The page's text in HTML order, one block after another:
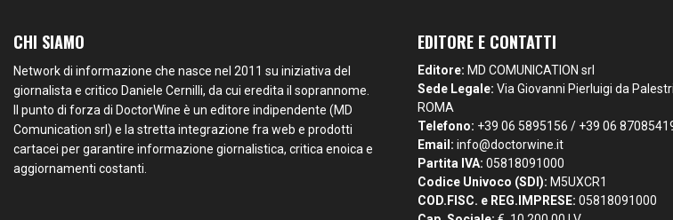
CHI SIAMO
Network di informazione che nasce nel 2011 su iniziativa del
giornalista e critico Daniele Cernilli, da cui eredita il soprannome.
Il punto di forza di DoctorWine è un editore indipendente (MD
Comunication srl) e la stretta integrazione fra web e prodotti
cartacei per garantire informazione giornalistica, critica enoica e
aggiornamenti costanti.
EDITORE E CONTATTI
Editore: MD COMUNICATION srl
Sede Legale: Via Giovanni Pierluigi da
ROMA
Telefono: +39 06 5895156 / +39 06
Email: info@doctorwine.it
Partita IVA: 05818091000
Codice Univoco (SDI): M5UXCR1
COD.FISC. e REG.IMPRESE: 05818091000